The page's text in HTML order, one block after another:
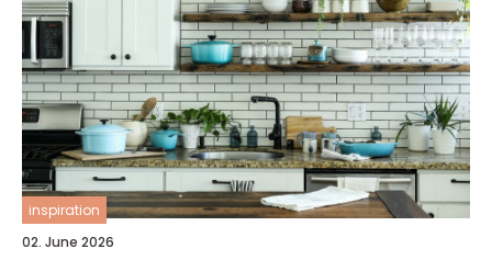
inspiration
02. June 2026